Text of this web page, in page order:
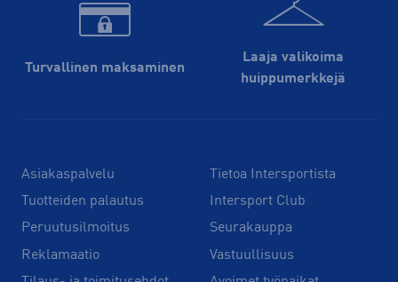
Turvallinen maksaminen
Laaja valikoima
huippu­merkkejä
Asiakaspalvelu
Tuotteiden palautus
Peruutusilmoitus
Reklamaatio
Tietoa Intersportista
Intersport Club
Seurakauppa
Vastuullisuus